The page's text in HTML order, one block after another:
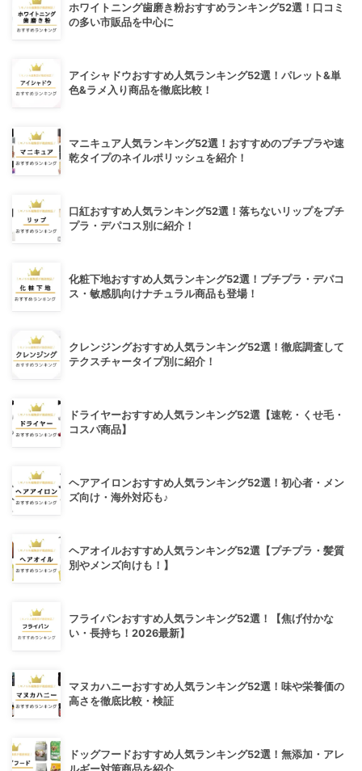
ホワイトニング歯磨き粉おすすめランキング52選！口コミ
の多い市販品を中心に
アイシャドウおすすめ人気ランキング52選！パレット&単
色&ラメ入り商品を徹底比較！
マニキュア人気ランキング52選！おすすめのプチプラや速
乾タイプのネイルポリッシュを紹介！
口紅おすすめ人気ランキング52選！落ちないリップをプチ
プラ・デパコス別に紹介！
化粧下地おすすめ人気ランキング52選！プチプラ・デパコ
ス・敏感肌向けナチュラル商品も登場！
クレンジングおすすめ人気ランキング52選！徹底調査して
テクスチャータイプ別に紹介！
ドライヤーおすすめ人気ランキング52選【速乾・くせ毛・
コスパ商品】
ヘアアイロンおすすめ人気ランキング52選！初心者・メン
ズ向け・海外対応も♪
ヘアオイルおすすめ人気ランキング52選【プチプラ・髪質
別やメンズ向けも！】
フライパンおすすめ人気ランキング52選！【焦げ付かな
い・長持ち！2026最新】
マヌカハニーおすすめ人気ランキング52選！味や栄養価の
高さを徹底比較・検証
ドッグフードおすすめ人気ランキング52選！無添加・アレ